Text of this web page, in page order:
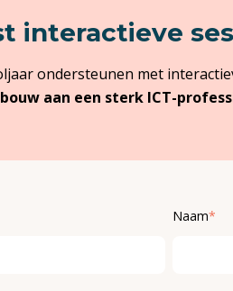
interactieve
ondersteunen met
aan een sterk ICT-
Naam*